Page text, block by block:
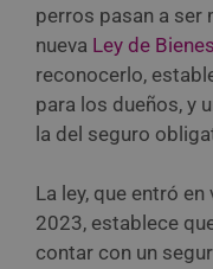
perros pasan a ser
nueva Ley de
reconocerlo,
para los dueños, y
la del seguro
La ley, que entró
2023, establece
contar con un